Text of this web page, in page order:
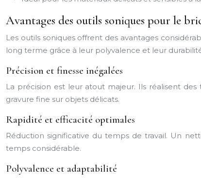
Avantages des outils soniques pour le
Les outils soniques offrent des avantages
long terme grâce à leur polyvalence et leur
Précision et finesse inégalées
La précision est leur atout majeur. Ils réalisent
gravure fine sur objets délicats.
Rapidité et efficacité optimales
Réduction significative du temps de travail. Un
temps considérable.
Polyvalence et adaptabilité